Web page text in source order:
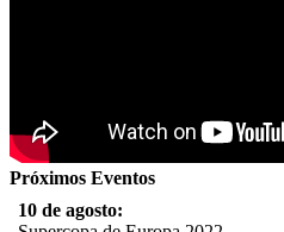
Próximos Eventos
10 de agosto: